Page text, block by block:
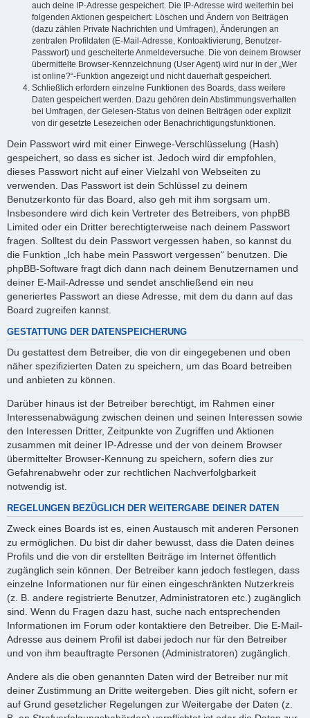
auch deine IP-Adresse gespeichert. Die IP-Adresse wird weiterhin bei
folgenden Aktionen gespeichert: Löschen und Ändern von Beiträgen
(dazu zählen Private Nachrichten und Umfragen), Änderungen an
zentralen Profildaten (E-Mail-Adresse, Kontoaktivierung, Benutzer-
Passwort) und gescheiterte Anmeldeversuche. Die von deinem Browser
übermittelte Browser-Kennzeichnung (User Agent) wird nur in der „Wer
ist online?“-Funktion angezeigt und nicht dauerhaft gespeichert.
Schließlich erfordern einzelne Funktionen des Boards, dass weitere
Daten gespeichert werden. Dazu gehören dein Abstimmungsverhalten
bei Umfragen, der Gelesen-Status von deinen Beiträgen oder explizit
von dir gesetzte Lesezeichen oder Benachrichtigungsfunktionen.
Dein Passwort wird mit einer Einwege-Verschlüsselung (Hash)
gespeichert, so dass es sicher ist. Jedoch wird dir empfohlen,
dieses Passwort nicht auf einer Vielzahl von Webseiten zu
verwenden. Das Passwort ist dein Schlüssel zu deinem
Benutzerkonto für das Board, also geh mit ihm sorgsam um.
Insbesondere wird dich kein Vertreter des Betreibers, von phpBB
Limited oder ein Dritter berechtigterweise nach deinem Passwort
fragen. Solltest du dein Passwort vergessen haben, so kannst du
die Funktion „Ich habe mein Passwort vergessen“ benutzen. Die
phpBB-Software fragt dich dann nach deinem Benutzernamen und
deiner E-Mail-Adresse und sendet anschließend ein neu
generiertes Passwort an diese Adresse, mit dem du dann auf das
Board zugreifen kannst.
GESTATTUNG DER DATENSPEICHERUNG
Du gestattest dem Betreiber, die von dir eingegebenen und oben
näher spezifizierten Daten zu speichern, um das Board betreiben
und anbieten zu können.
Darüber hinaus ist der Betreiber berechtigt, im Rahmen einer
Interessenabwägung zwischen deinen und seinen Interessen sowie
den Interessen Dritter, Zeitpunkte von Zugriffen und Aktionen
zusammen mit deiner IP-Adresse und der von deinem Browser
übermittelter Browser-Kennung zu speichern, sofern dies zur
Gefahrenabwehr oder zur rechtlichen Nachverfolgbarkeit
notwendig ist.
REGELUNGEN BEZÜGLICH DER WEITERGABE DEINER DATEN
Zweck eines Boards ist es, einen Austausch mit anderen Personen
zu ermöglichen. Du bist dir daher bewusst, dass die Daten deines
Profils und die von dir erstellten Beiträge im Internet öffentlich
zugänglich sein können. Der Betreiber kann jedoch festlegen, dass
einzelne Informationen nur für einen eingeschränkten Nutzerkreis
(z. B. andere registrierte Benutzer, Administratoren etc.) zugänglich
sind. Wenn du Fragen dazu hast, suche nach entsprechenden
Informationen im Forum oder kontaktiere den Betreiber. Die E-Mail-
Adresse aus deinem Profil ist dabei jedoch nur für den Betreiber
und von ihm beauftragte Personen (Administratoren) zugänglich.
Andere als die oben genannten Daten wird der Betreiber nur mit
deiner Zustimmung an Dritte weitergeben. Dies gilt nicht, sofern er
auf Grund gesetzlicher Regelungen zur Weitergabe der Daten (z.